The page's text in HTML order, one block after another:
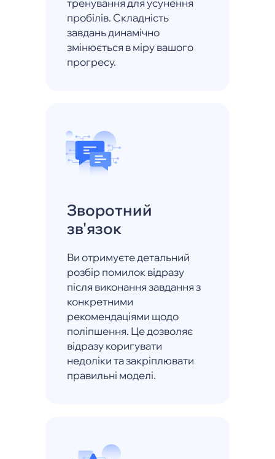
тренування для усунення
пробілів. Складність
завдань динамічно
змінюється в міру вашого
прогресу.
Зворотний
зв'язок
Ви отримуєте детальний
розбір помилок відразу
після виконання завдання з
конкретними
рекомендаціями щодо
поліпшення. Це дозволяє
відразу коригувати
недоліки та закріплювати
правильні моделі.